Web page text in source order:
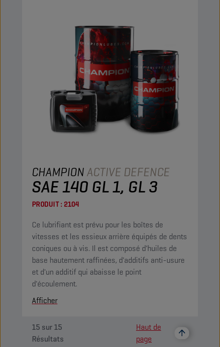
CHAMPIONACTIVE DEFENCE
SAE 140 GL 1, GL 3
PRODUIT : 2104
Ce lubrifiant est prévu pour les boîtes de
vitesses et les essieux arrière équipés de dents
coniques ou à vis. Il est composé d'huiles de
base hautement raffinées, d'additifs anti-usure
et d'un additif qui abaisse le point
d'écoulement.
Afficher
15 sur15
Résultats
Haut de
page